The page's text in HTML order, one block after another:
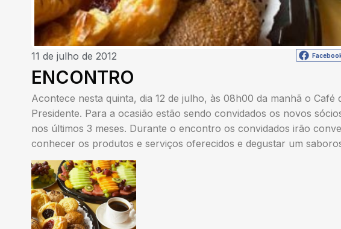
11 de julho de 2012
ENCONTRO
Acontece nesta quinta, dia 12 de julho, às 08h00 da manhã o Café
Presidente. Para a ocasião estão sendo convidados os novos
nos últimos 3 meses. Durante o encontro os convidados irão
conhecer os produtos e serviços oferecidos e degustar um